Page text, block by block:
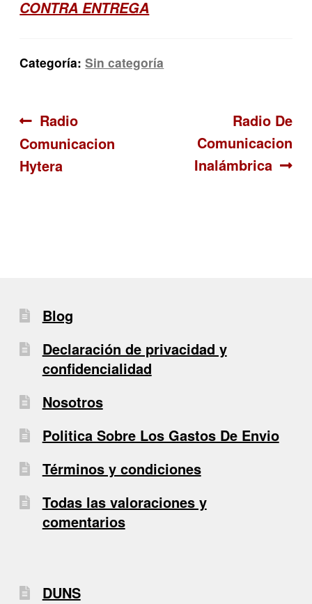
CONTRA ENTREGA
Categoría:Sin categoría
Navegación
de
Anterior:
Radio
Comunicacion
Hytera
Siguiente:
Radio De
Comunicacion
Inalámbrica
Blog
Declaración de privacidad y
confidencialidad
Nosotros
Politica Sobre Los Gastos De Envio
Términos y condiciones
Todas las valoraciones y
comentarios
DUNS